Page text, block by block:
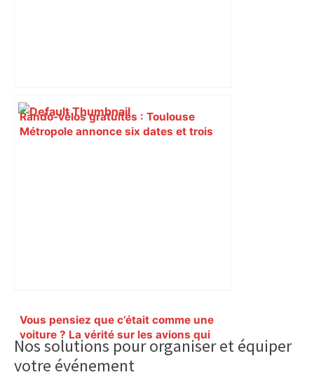
Rando-vélos gratuites : Toulouse
Métropole annonce six dates et trois
Vous pensiez que c’était comme une
voiture ? La vérité sur les avions qui
reculent – ici.fr
Primary
Sidebar
Nos solutions pour organiser et équiper
votre événement